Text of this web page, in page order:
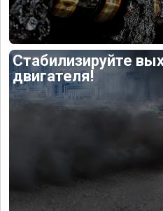
Стабилизируйте
двигателя!